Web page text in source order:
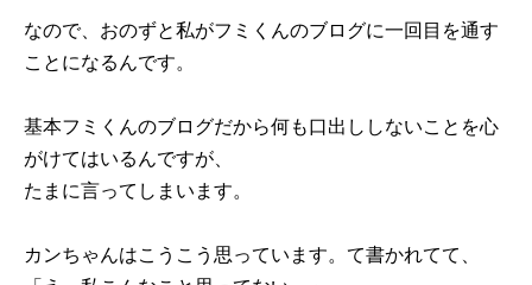
なので、おのずと私がフミくんのブログに一回目を通す
ことになるんです。
基本フミくんのブログだから何も口出ししないことを心
がけてはいるんですが、
たまに言ってしまいます。
カンちゃんはこうこう思っています。て書かれてて、